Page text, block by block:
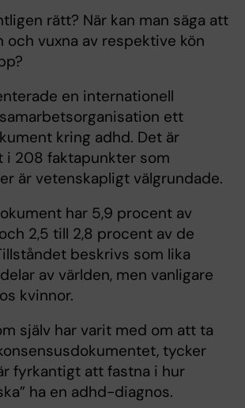
rätt? När kan man säga att
och vuxna av respektive kön
en internationell
ett
kring adhd. Det är
i 208 faktapunkter som
är vetenskapligt välgrundade.
har 5,9 procent av
2,5 till 2,8 procent av de
beskrivs som lika
av världen, men vanligare
kvinnor.
själv har varit med om att ta
tycker
fyrkantigt att fastna i hur
ha en adhd-diagnos.